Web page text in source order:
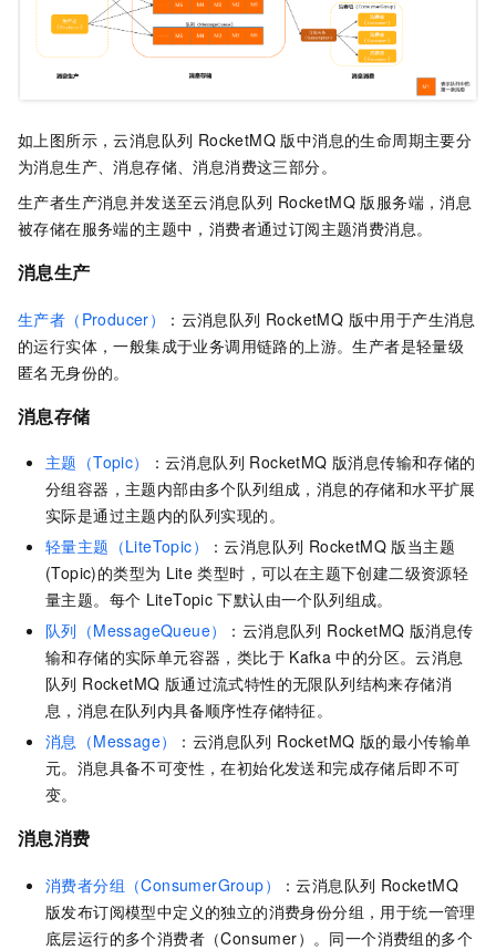
如上图所示，云消息队列 RocketMQ 版中消息的生命周期主要分
为消息生产、消息存储、消息消费这三部分。
生产者生产消息并发送至云消息队列 RocketMQ 版服务端，消息
被存储在服务端的主题中，消费者通过订阅主题消费消息。
消息生产
生产者（Producer） ： 云消息队列 RocketMQ 版中用于产生消息
的运行实体，一般集成于业务调用链路的上游。生产者是轻量级
匿名无身份的。
消息存储
主题（Topic） ：云消息队列 RocketMQ 版消息传输和存储的
分组容器，主题内部由多个队列组成，消息的存储和水平扩展
实际是通过主题内的队列实现的。
轻量主题（LiteTopic）
：云消息队列 RocketMQ 版当主题
(Topic)的类型为 Lite 类型时，可以在主题下创建二级资源轻
量主题。每个 LiteTopic 下默认由一个队列组成。
队列（MessageQueue）
： 云消息队列 RocketMQ 版消息传
输和存储的实际单元容器，类比于 Kafka 中的分区。云消息
队列 RocketMQ 版通过流式特性的无限队列结构来存储消
息，消息在队列内具备顺序性存储特征。
消息（Message）
： 云消息队列 RocketMQ 版的最小传输单
元。消息具备不可变性，在初始化发送和完成存储后即不可
变。
消息消费
消费者分组（ConsumerGroup） ：云消息队列 RocketMQ
版发布订阅模型中定义的独立的消费身份分组，用于统一管理
底层运行的多个消费者（Consumer）。同一个消费组的多个